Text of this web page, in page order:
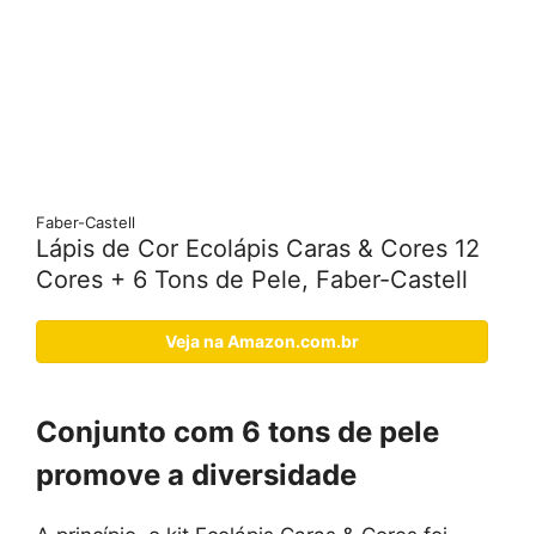
Faber-Castell
Lápis de Cor Ecolápis Caras & Cores 12
Cores + 6 Tons de Pele, Faber-Castell
Veja na Amazon.com.br
Conjunto com 6 tons de pele
promove a diversidade